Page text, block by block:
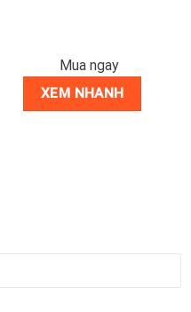
Mua ngay
XEM NHANH